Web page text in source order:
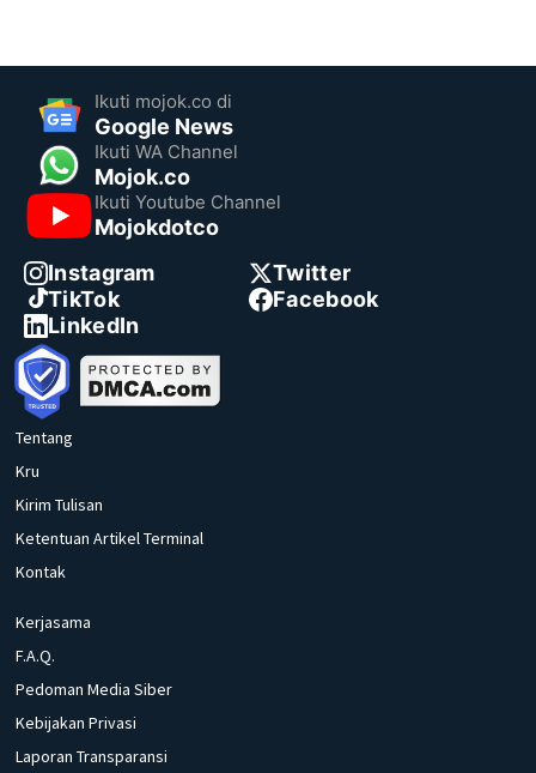
Ikuti mojok.co di
Google News
Ikuti WA Channel
Mojok.co
Ikuti Youtube Channel
Mojokdotco
Instagram
Twitter
TikTok
Facebook
LinkedIn
Tentang
Kru
Kirim Tulisan
Ketentuan Artikel Terminal
Kontak
Kerjasama
F.A.Q.
Pedoman Media Siber
Kebijakan Privasi
Laporan Transparansi